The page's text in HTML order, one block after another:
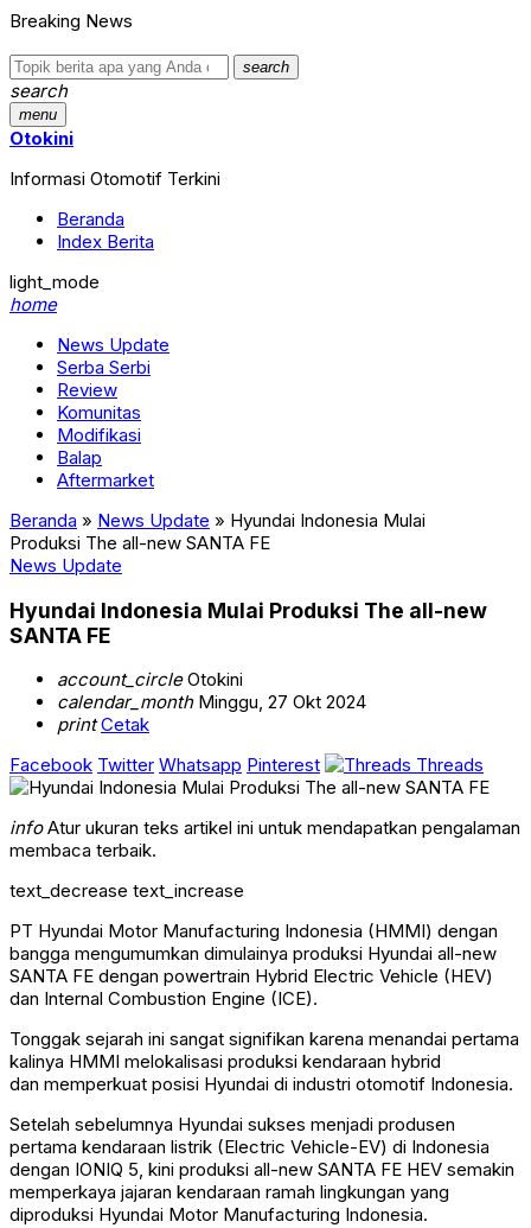
Breaking News
search
search
menu
Otokini
Informasi Otomotif Terkini
Beranda
Index Berita
light_mode
home
News Update
Serba Serbi
Review
Komunitas
Modifikasi
Balap
Aftermarket
Beranda » News Update » Hyundai Indonesia Mulai
Produksi The all-new SANTA FE
News Update
Hyundai Indonesia Mulai Produksi The all-new
SANTA FE
account_circleOtokini
calendar_monthMinggu, 27 Okt 2024
print Cetak
Facebook Twitter Whatsapp Pinterest Threads
infoAtur ukuran teks artikel ini untuk mendapatkan pengalaman
membaca terbaik.
text_decrease text_increase
PT Hyundai Motor Manufacturing Indonesia (HMMI) dengan
bangga mengumumkan dimulainya produksi Hyundai all-new
SANTA FE dengan powertrain Hybrid Electric Vehicle (HEV)
dan Internal Combustion Engine (ICE).
Tonggak sejarah ini sangat signifikan karena menandai pertama
kalinya HMMI melokalisasi produksi kendaraan hybrid
dan memperkuat posisi Hyundai di industri otomotif Indonesia.
Setelah sebelumnya Hyundai sukses menjadi produsen
pertama kendaraan listrik (Electric Vehicle-EV) di Indonesia
dengan IONIQ 5, kini produksi all-new SANTA FE HEV semakin
memperkaya jajaran kendaraan ramah lingkungan yang
diproduksi Hyundai Motor Manufacturing Indonesia.